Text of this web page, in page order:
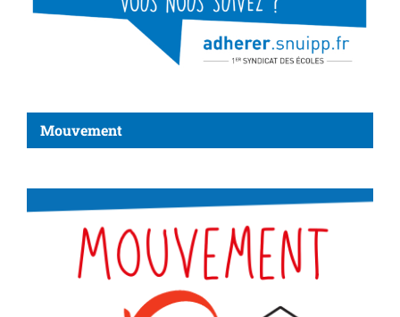
Mouvement